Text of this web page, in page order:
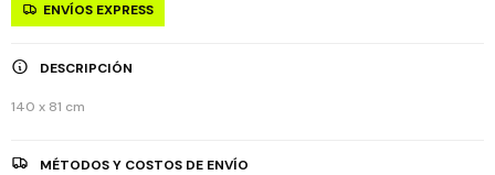
ENVÍOS EXPRESS
DESCRIPCIÓN
140 x 81 cm
MÉTODOS Y COSTOS DE ENVÍO